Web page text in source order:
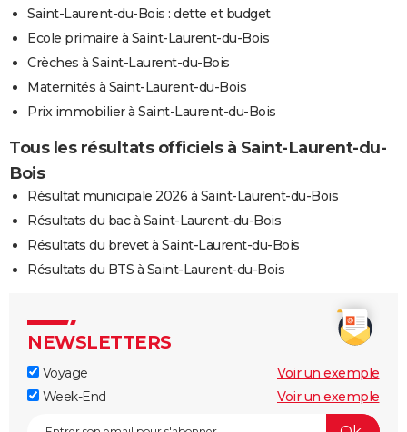
Saint-Laurent-du-Bois : dette et budget
Ecole primaire à Saint-Laurent-du-Bois
Crèches à Saint-Laurent-du-Bois
Maternités à Saint-Laurent-du-Bois
Prix immobilier à Saint-Laurent-du-Bois
Tous les résultats officiels à Saint-Laurent-du-
Bois
Résultat municipale 2026 à Saint-Laurent-du-Bois
Résultats du bac à Saint-Laurent-du-Bois
Résultats du brevet à Saint-Laurent-du-Bois
Résultats du BTS à Saint-Laurent-du-Bois
NEWSLETTERS
Voyage
Voir un exemple
Week-End
Voir un exemple